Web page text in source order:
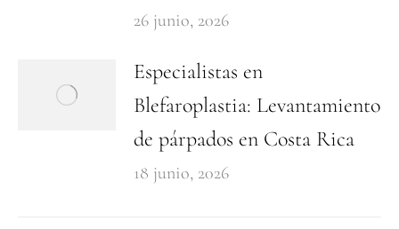
26 junio, 2026
Especialistas en
Blefaroplastia: Levantamiento
de párpados en Costa Rica
18 junio, 2026